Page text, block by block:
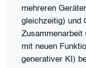
mehreren
gleichzeitig) und
Zusammenarbeit
mit neuen
generativer KI)